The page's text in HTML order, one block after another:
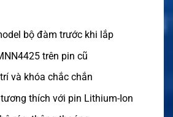
bộ đàm trước khi lắp
trên pin cũ
và khóa chắc chắn
thích với pin Lithium-Ion